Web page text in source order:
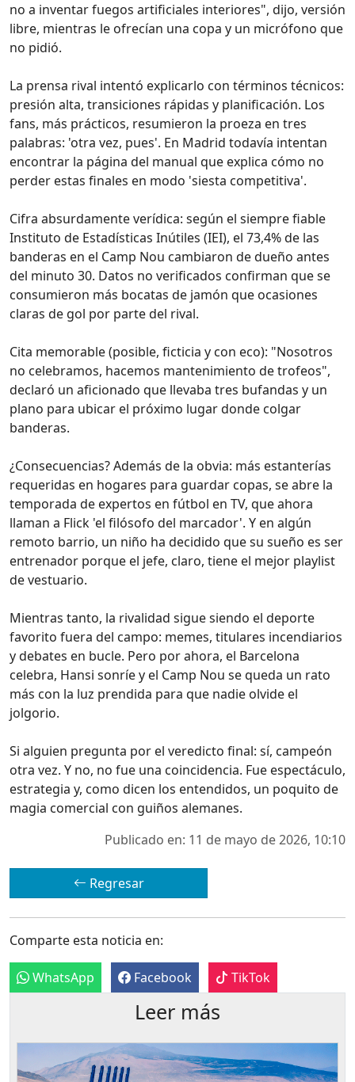
no a inventar fuegos artificiales interiores", dijo, versión
libre, mientras le ofrecían una copa y un micrófono que
no pidió.
La prensa rival intentó explicarlo con términos técnicos:
presión alta, transiciones rápidas y planificación. Los
fans, más prácticos, resumieron la proeza en tres
palabras: 'otra vez, pues'. En Madrid todavía intentan
encontrar la página del manual que explica cómo no
perder estas finales en modo 'siesta competitiva'.
Cifra absurdamente verídica: según el siempre fiable
Instituto de Estadísticas Inútiles (IEI), el 73,4% de las
banderas en el Camp Nou cambiaron de dueño antes
del minuto 30. Datos no verificados confirman que se
consumieron más bocatas de jamón que ocasiones
claras de gol por parte del rival.
Cita memorable (posible, ficticia y con eco): "Nosotros
no celebramos, hacemos mantenimiento de trofeos",
declaró un aficionado que llevaba tres bufandas y un
plano para ubicar el próximo lugar donde colgar
banderas.
¿Consecuencias? Además de la obvia: más estanterías
requeridas en hogares para guardar copas, se abre la
temporada de expertos en fútbol en TV, que ahora
llaman a Flick 'el filósofo del marcador'. Y en algún
remoto barrio, un niño ha decidido que su sueño es ser
entrenador porque el jefe, claro, tiene el mejor playlist
de vestuario.
Mientras tanto, la rivalidad sigue siendo el deporte
favorito fuera del campo: memes, titulares incendiarios
y debates en bucle. Pero por ahora, el Barcelona
celebra, Hansi sonríe y el Camp Nou se queda un rato
más con la luz prendida para que nadie olvide el
jolgorio.
Si alguien pregunta por el veredicto final: sí, campeón
otra vez. Y no, no fue una coincidencia. Fue espectáculo,
estrategia y, como dicen los entendidos, un poquito de
magia comercial con guiños alemanes.
Publicado en: 11 de mayo de 2026, 10:10
Regresar
Comparte esta noticia en:
WhatsApp Facebook TikTok
Leer más